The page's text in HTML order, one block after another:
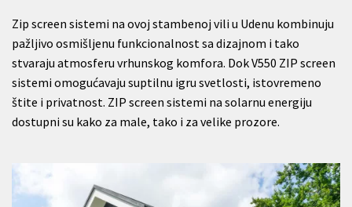
Zip screen sistemi na ovoj stambenoj vili u Udenu kombinuju
pažljivo osmišljenu funkcionalnost sa dizajnom i tako
stvaraju atmosferu vrhunskog komfora. Dok V550 ZIP screen
sistemi omogućavaju suptilnu igru svetlosti, istovremeno
štite i privatnost. ZIP screen sistemi na solarnu energiju
dostupni su kako za male, tako i za velike prozore.